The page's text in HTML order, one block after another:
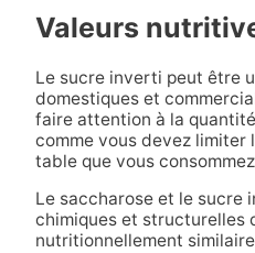
Valeurs
Le sucre inverti peut être
domestiques et
faire attention à la
comme vous devez limiter
table que vous
Le saccharose et le sucre
chimiques et structurelles
nutritionnellement